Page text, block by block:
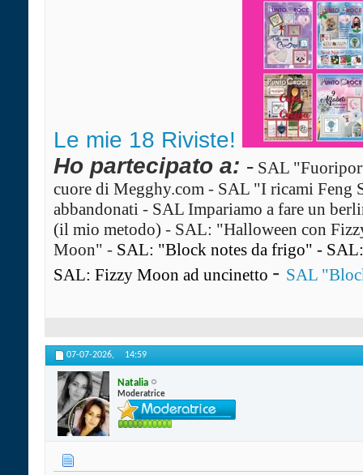
Le mie 18 Riviste!
Ho partecipato a: - SAL
cuore di Megghy.com - SAL "I ricami Feng
abbandonati - SAL Impariamo a fare un
(il mio metodo) - SAL: "Halloween con
Moon" - SAL: "Block notes da frigo" -
SAL: Fizzy Moon ad uncinetto - SAL
07-07-2026, 14:59
Natalia
Moderatrice